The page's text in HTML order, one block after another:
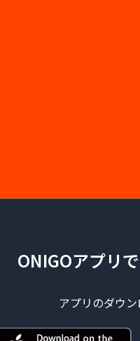
ONIGOアプリ
アプリのダウ